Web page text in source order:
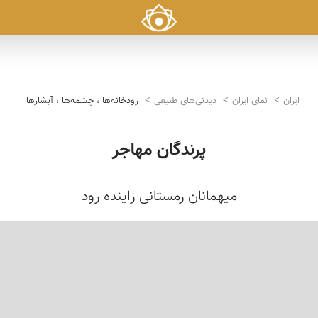
ایران نمای ایران دیدنی‌های طبیعی رودخانه‌ها ، چشمه‌ها ، آبشارها
پرندگان مهاجر
میهمانان زمستانی زاینده رود